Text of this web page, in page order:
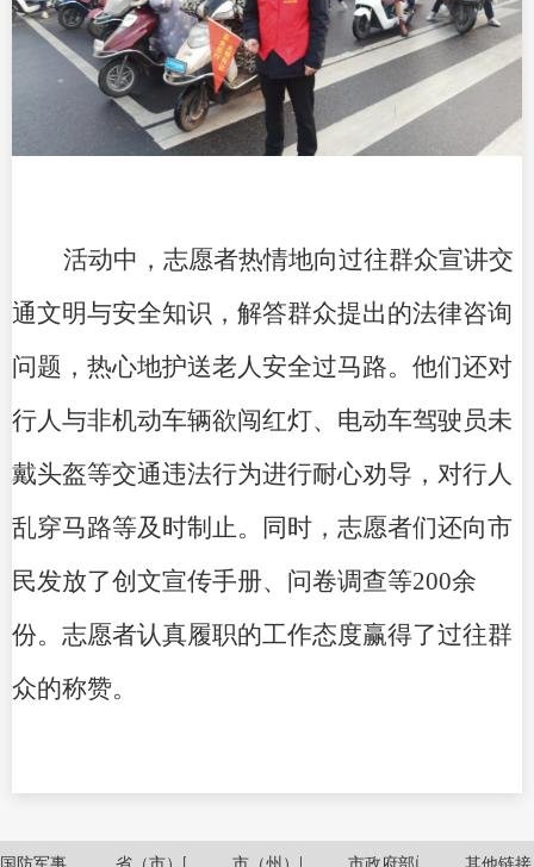
活动中，志愿者热情地向过往群众宣讲交
通文明与安全知识，解答群众提出的法律咨询
问题，热心地护送老人安全过马路。他们还对
行人与非机动车辆欲闯红灯、 电动车驾驶员未
戴头盔等交通违法行为进行耐心劝导，对行人
乱穿马路等及时制止。同时，志愿者们还向市
民发放了创文宣传手册、问卷调查等200余
份。志愿者认真履职的工作态度赢得了过往群
众的称赞。